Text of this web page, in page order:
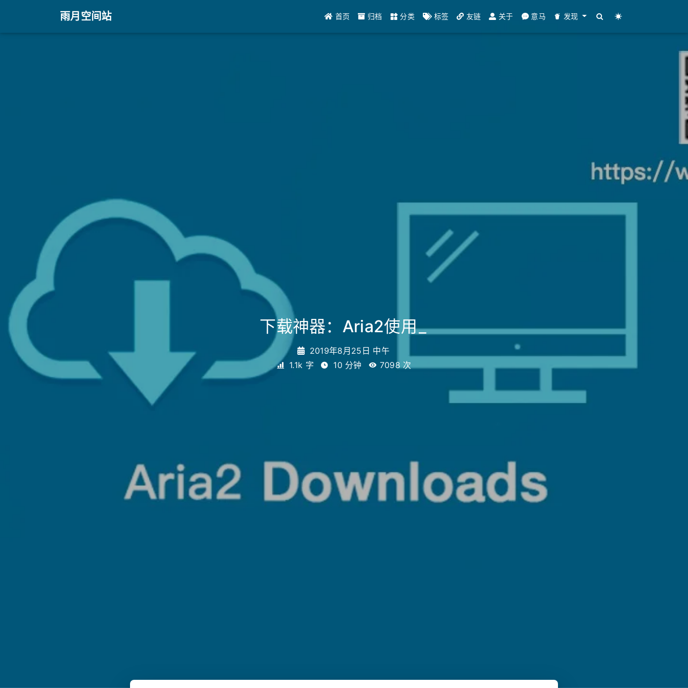
雨月空间站 首页 归档 分类 标签 友链 关于 意马 发现
下载神器：Aria2使用_
2019年8月25日 中午
1.1k 字
10 分钟 7098次